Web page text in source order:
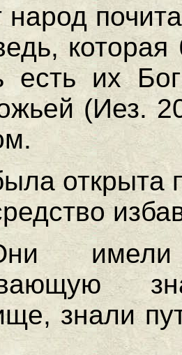
народ
есть их
(Иез.
открыта
имели
знали